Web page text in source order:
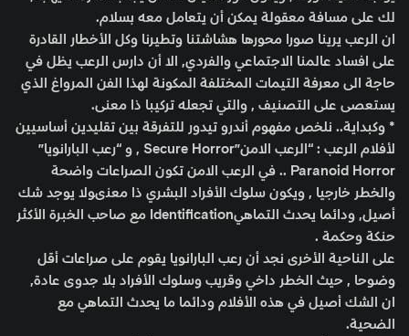
لك على مسافة معقولة يمكن أن يتعامل معه بسلام.
ان الرعب يرينا صورا محورها هشاشتنا وتطيرنا وكل الأخطار القادرة
على افساد عالمنا الاجتماعي والفردي, الا أن دارس الرعب يظل في
حاجة الى معرفة التيمات المختلفة المكونة لهذا الفن المرواغ الذي
يستعصى على التصنيف , والتي تجعله تركيبا ذا معنى.
* وكبداية.. نلخص مفهوم أندرو تيدور للتفرقة بين تقليدين أساسيين
لأفلام الرعب : “الرعب الامن”Secure Horror , و “رعب البارانويا”
Paranoid Horror .. في الرعب الامن تكون الصراعات واضحة
والخطر خارجيا , ويكون سلوك الأفراد البشري ذا معنىولا يوجد شك
أصيل, ودائما يحدث التماهيIdentification مع صاحب الخبرة الأكثر
حنكة وحكمة .
على الناحية الأخرى نجد أن رعب البارانويا يقوم على صراعات أقل
وضوحا , حيث الخطر داخي وقريب وسلوك الأفراد بلا جدوى عادة,
ان الشك أصيل في هذه الأفلام ودائما ما يحدث التماهي مع
الضحية.